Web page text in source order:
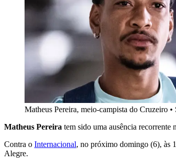
Matheus Pereira, meio-campista do Cruzeiro •
Matheus Pereira tem sido uma ausência recorrente
Contra o Internacional, no próximo domingo (6), às
Alegre.